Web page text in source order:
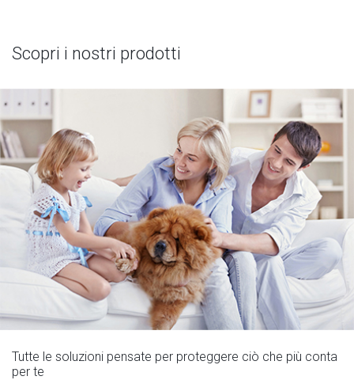
Scopri i nostri prodotti
Tutte le soluzioni pensate per proteggere ciò che più conta
per te